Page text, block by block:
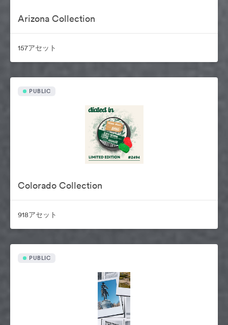
Arizona Collection
157アセット
PUBLIC
Colorado Collection
918アセット
PUBLIC